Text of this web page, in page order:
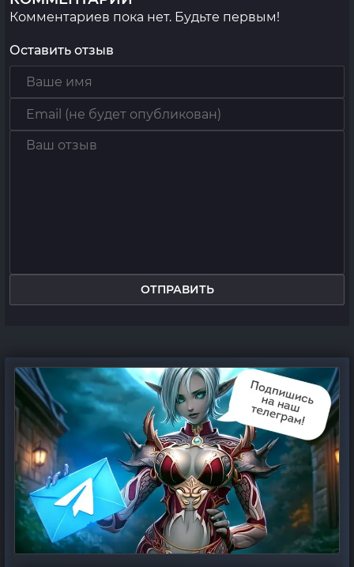
Комментариев пока нет. Будьте первым!
Оставить отзыв
ОТПРАВИТЬ